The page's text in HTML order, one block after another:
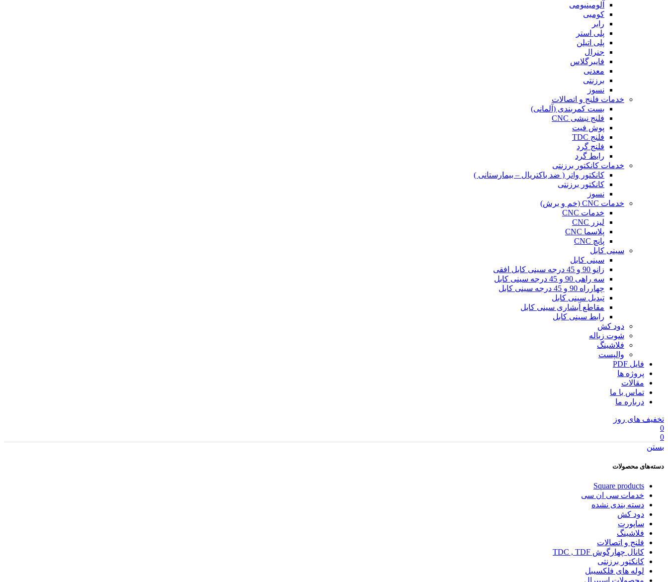
آلومینیومی
کومبی
رابر
پلی استر
پلی اتیلن
جنرال
فایبرگلاس
معدنی
برزنتی
نسوز
خدمات فلنج و اتصالات
بست کمربندی (آلمانی)
فلنج نبشی CNC
پوش فیت
فلنج TDC
فلنج گرد
رابط گرد
خدمات کانکتور برزنتی
کانکتور واتر ( ضد باکتریال – بیمارستانی )
کانکتور برزنتی
نسوز
خدمات CNC (خم و برش)
خدمات CNC
لیزر CNC
پلاسما CNC
پانچ CNC
سینی کابل
سینی کابل
زانو 90 و 45 درجه سینی کابل افقی
سه راهی 90 و 45 درجه سینی کابل
چهارراه 90 و 45 درجه سینی کابل
تبدیل سینی کابل
مقاطع آبشاری سینی کابل
رابط سینی کابل
دود کش
شوت زباله
فلاشینگ
والپست
فایل PDF
پروژه ها
مقالات
تماس با ما
درباره ما
تخفیف های روز
0
0
بستن
دسته‌های محصولات
Square products
خدمات سی ان سی
دسته بندی نشده
دود کش
ساپورت
فلاشینگ
فلنج و اتصالات
کانال چهارگوش TDC , TDF
کانکتور برزنتی
لوله های فلکسیبل